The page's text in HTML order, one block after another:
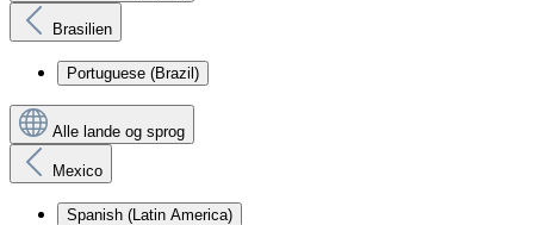
Brasilien
Portuguese (Brazil)
Alle lande og sprog
Mexico
Spanish (Latin America)